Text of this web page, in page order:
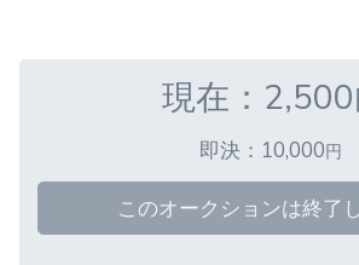
現在：2,500
即決：10,000円
このオークションは終了